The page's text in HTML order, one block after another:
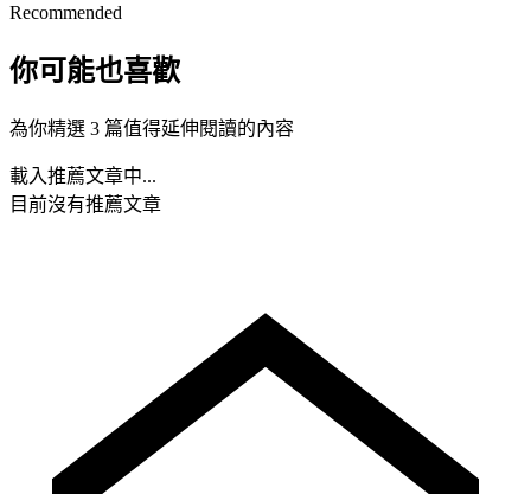
Recommended
你可能也喜歡
為你精選 3 篇值得延伸閱讀的內容
載入推薦文章中...
目前沒有推薦文章